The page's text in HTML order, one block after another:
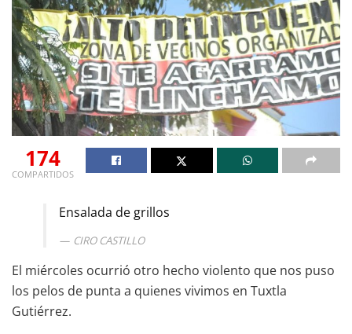
174
COMPARTIDOS
Ensalada de grillos
CIRO CASTILLO
El miércoles ocurrió otro hecho violento que nos puso
los pelos de punta a quienes vivimos en Tuxtla
Gutiérrez.